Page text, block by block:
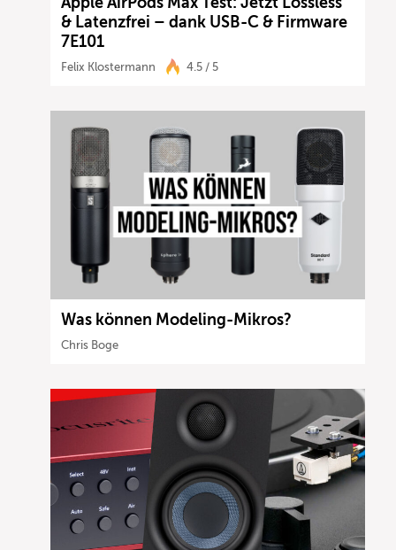
& Latenzfrei – dank USB-C & Firmware
7E101
Felix Klostermann 4.5 / 5
Was können Modeling-Mikros?
Chris Boge